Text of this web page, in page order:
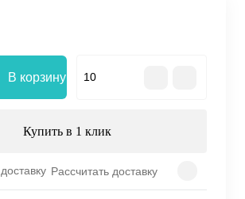
В корзину
Купить в 1 клик
Рассчитать доставку